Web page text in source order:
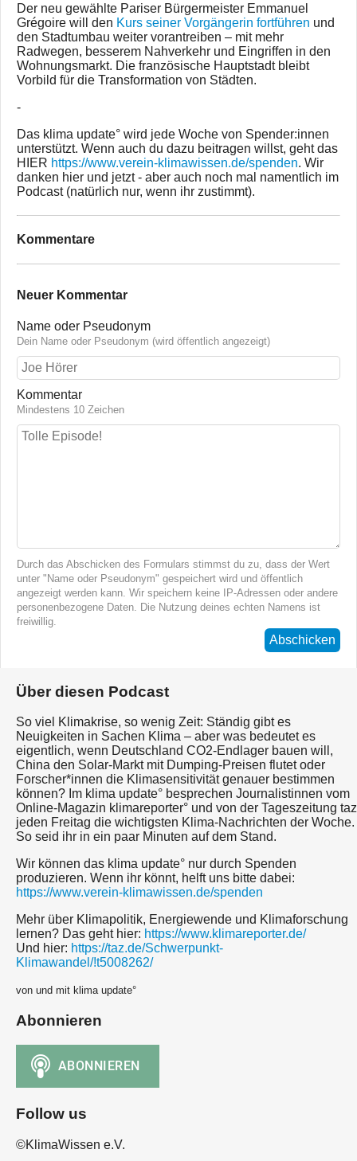
Der neu gewählte Pariser Bürgermeister Emmanuel
Grégoire will den Kurs seiner Vorgängerin fortführen und
den Stadtumbau weiter vorantreiben – mit mehr
Radwegen, besserem Nahverkehr und Eingriffen in den
Wohnungsmarkt. Die französische Hauptstadt bleibt
Vorbild für die Transformation von Städten.
-
Das klima update° wird jede Woche von Spender:innen
unterstützt. Wenn auch du dazu beitragen willst, geht das
HIER https://www.verein-klimawissen.de/spenden. Wir
danken hier und jetzt - aber auch noch mal namentlich im
Podcast (natürlich nur, wenn ihr zustimmt).
Kommentare
Neuer Kommentar
Name oder Pseudonym
Dein Name oder Pseudonym (wird öffentlich angezeigt)
Kommentar
Mindestens 10 Zeichen
Durch das Abschicken des Formulars stimmst du zu, dass der Wert
unter "Name oder Pseudonym" gespeichert wird und öffentlich
angezeigt werden kann. Wir speichern keine IP-Adressen oder andere
personenbezogene Daten. Die Nutzung deines echten Namens ist
freiwillig.
Abschicken
Über diesen Podcast
So viel Klimakrise, so wenig Zeit: Ständig gibt es
Neuigkeiten in Sachen Klima – aber was bedeutet es
eigentlich, wenn Deutschland CO2-Endlager bauen will,
China den Solar-Markt mit Dumping-Preisen flutet oder
Forscher*innen die Klimasensitivität genauer bestimmen
können? Im klima update° besprechen Journalistinnen vom
Online-Magazin klimareporter° und von der Tageszeitung taz
jeden Freitag die wichtigsten Klima-Nachrichten der Woche.
So seid ihr in ein paar Minuten auf dem Stand.
Wir können das klima update° nur durch Spenden
produzieren. Wenn ihr könnt, helft uns bitte dabei:
https://www.verein-klimawissen.de/spenden
Mehr über Klimapolitik, Energiewende und Klimaforschung
lernen? Das geht hier: https://www.klimareporter.de/
Und hier: https://taz.de/Schwerpunkt-
Klimawandel/!t5008262/
von und mit klima update°
Abonnieren
Follow us
©KlimaWissen e.V.